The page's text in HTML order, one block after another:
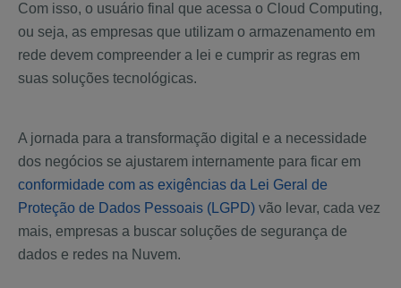
Com isso, o usuário final que acessa o Cloud Computing,
ou seja, as empresas que utilizam o armazenamento em
rede devem compreender a lei e cumprir as regras em
suas soluções tecnológicas.
A jornada para a transformação digital e a necessidade
dos negócios se ajustarem internamente para ficar em
conformidade com as exigências da Lei Geral de
Proteção de Dados Pessoais (LGPD) vão levar, cada vez
mais, empresas a buscar soluções de segurança de
dados e redes na Nuvem.